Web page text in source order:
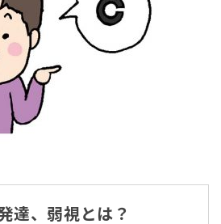
達、弱視とは？